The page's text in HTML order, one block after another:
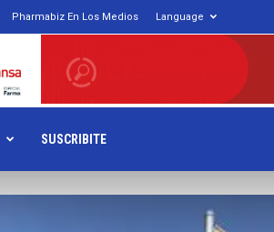
Pharmabiz En Los Medios Language
SUSCRIBITE